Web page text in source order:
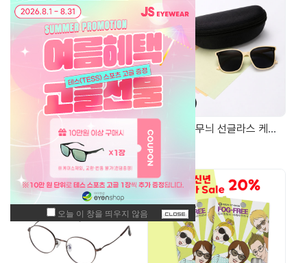
가방/케이스
안경무늬 면케이스
가방/케이스
EVA 격자무늬 선글라스 케이스
주간 최고 매출 상품